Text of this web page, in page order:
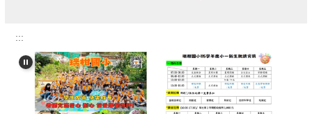
:::